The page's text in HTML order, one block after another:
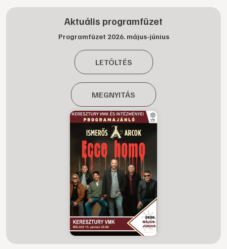
Aktuális programfüzet
Programfüzet 2026. május-június
LETÖLTÉS
MEGNYITÁS